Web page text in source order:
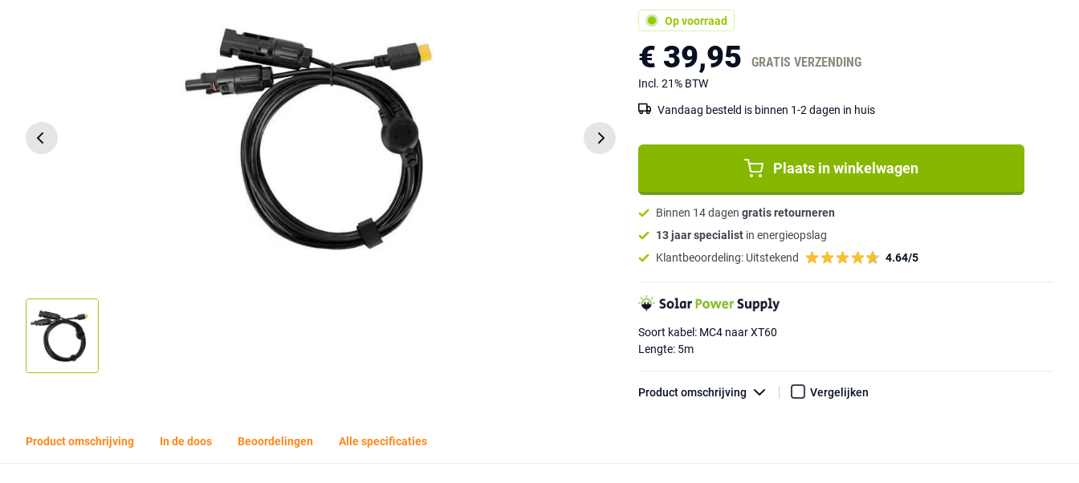
Op voorraad
€ 39,95 GRATIS VERZENDING
Incl. 21% BTW
Vandaag besteld is binnen 1-2 dagen in huis
Plaats in winkelwagen
Binnen 14 dagen gratis retourneren
13 jaar specialist in energieopslag
Klantbeoordeling: Uitstekend 4.64/5
Soort kabel: MC4 naar XT60
Lengte: 5m
Product omschrijving Vergelijken
Product omschrijving In de doos Beoordelingen Alle specificaties